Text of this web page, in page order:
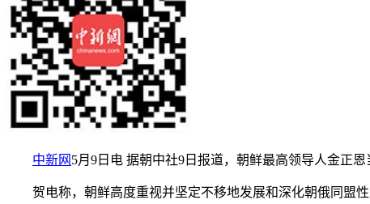
中新网 5月9日电 据朝中社9日报道，朝鲜最高领导人金正
贺电称，朝鲜高度重视并坚定不移地发展和深化朝俄同盟性